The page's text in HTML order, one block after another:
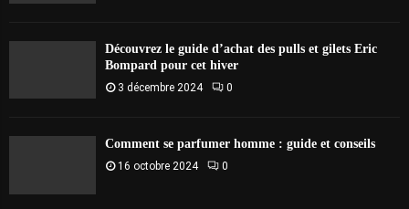
Découvrez le guide d’achat des pulls et gilets Eric
Bompard pour cet hiver
3 décembre 2024 0
Comment se parfumer homme : guide et conseils
16 octobre 2024 0